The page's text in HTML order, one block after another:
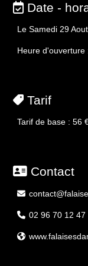
Bienvenue à
Plaisir d’un
Territoire engagé
Date -
Le Samedi 29 Aout
Heure
Tarif
Tarif de base : 56
Contact
02 96 70 12 47